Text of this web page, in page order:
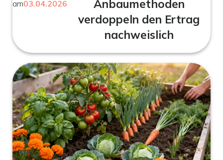
am03.04.2026
Anbaumethoden
verdoppeln den Ertrag
nachweislich